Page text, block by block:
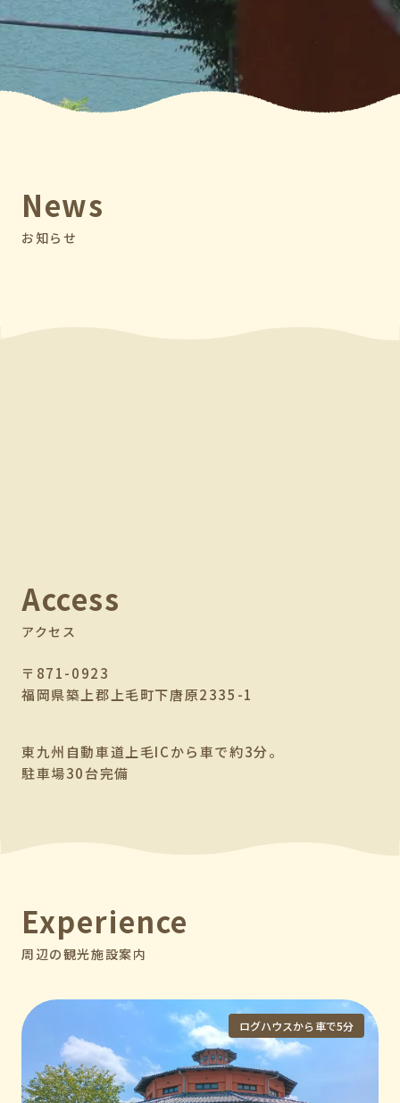
News
お知らせ
Access
アクセス
〒871-0923
福岡県築上郡上毛町下唐原2335-1
東九州自動車道上毛ICから車で約3分。
駐車場30台完備
Experience
周辺の観光施設案内
ログハウスから車で5分